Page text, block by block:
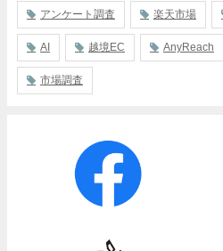
アンケート調査 楽天市場
AI 越境EC AnyReach
市場調査